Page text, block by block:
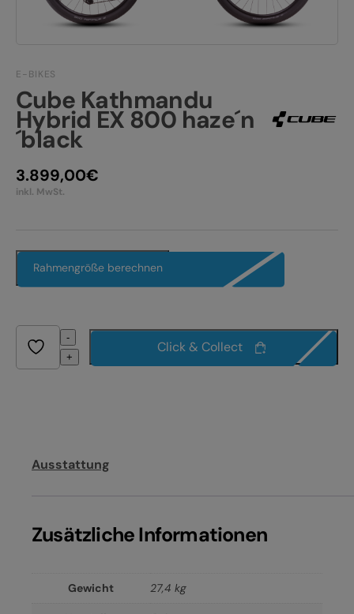
Alle entdecken
E-BIKE HARDTAIL
E-BIKE TOUR
Alle entdecken
TEAM/JOBS
E-BIKES
Cube Kathmandu
Hybrid EX 800 haze´n
´black
3.899,00€
inkl. MwSt.
Rahmengröße berechnen
-
+
Click & Collect
Ausstattung
Zusätzliche Informationen
Gewicht 27,4 kg